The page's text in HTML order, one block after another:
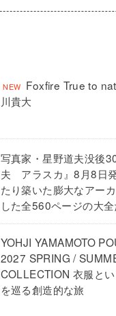
Foxfire True to
川貴大
写真家・星野道夫没後
夫 アラスカ』8月8日
たり築いた膨大なアー
した全560ページの大
YOHJI YAMAMOTO
2027 SPRING /
COLLECTION 衣服と
を巡る創造的な旅